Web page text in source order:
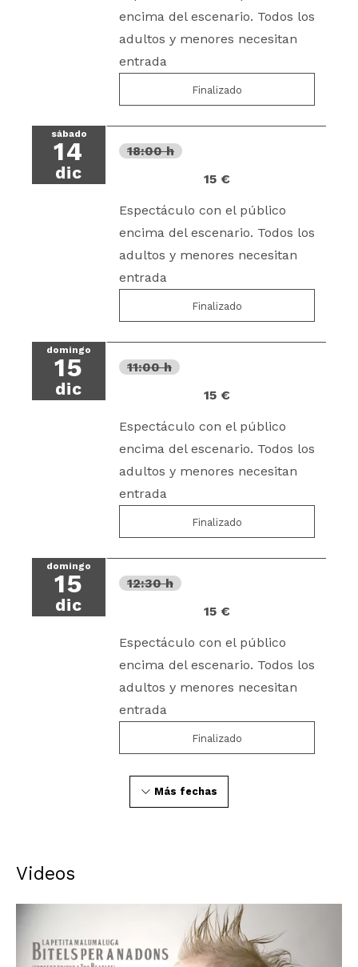
encima del escenario. Todos los
adultos y menores necesitan
entrada
Finalizado
sábado
14
dic
18:00 h
15 €
Espectáculo con el público
encima del escenario. Todos los
adultos y menores necesitan
entrada
Finalizado
domingo
15
dic
11:00 h
15 €
Espectáculo con el público
encima del escenario. Todos los
adultos y menores necesitan
entrada
Finalizado
domingo
15
dic
12:30 h
15 €
Espectáculo con el público
encima del escenario. Todos los
adultos y menores necesitan
entrada
Finalizado
Más fechas
Videos